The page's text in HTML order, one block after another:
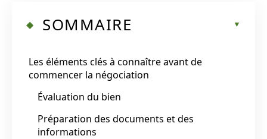
SOMMAIRE
Les éléments clés à connaître avant de
commencer la négociation
Évaluation du bien
Préparation des documents et des
informations